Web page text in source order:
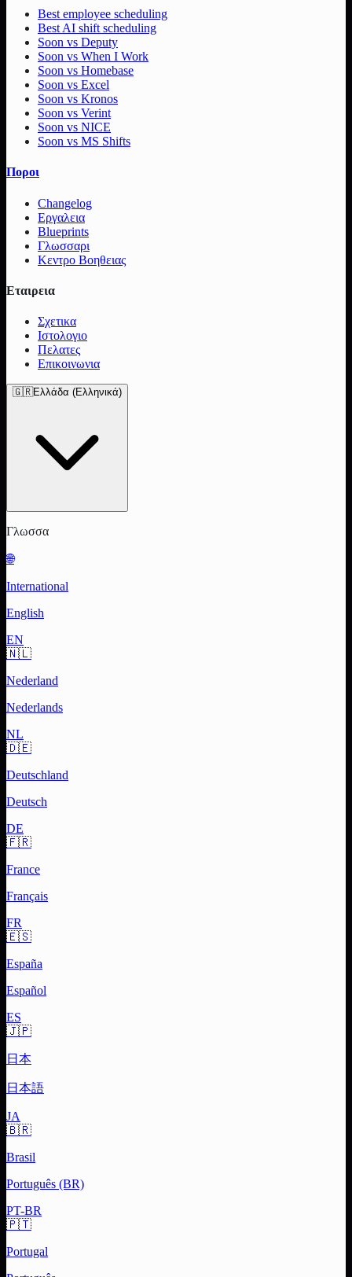
Best employee scheduling
Best AI shift scheduling
Soon vs Deputy
Soon vs When I Work
Soon vs Homebase
Soon vs Excel
Soon vs Kronos
Soon vs Verint
Soon vs NICE
Soon vs MS Shifts
Ποροι
Changelog
Εργαλεια
Blueprints
Γλωσσαρι
Κεντρο Βοηθειας
Εταιρεια
Σχετικα
Ιστολογιο
Πελατες
Επικοινωνια
🇬🇷Ελλάδα (Ελληνικά)
Γλωσσα
🌐
International
English
EN
🇳🇱
Nederland
Nederlands
NL
🇩🇪
Deutschland
Deutsch
DE
🇫🇷
France
Français
FR
🇪🇸
España
Español
ES
🇯🇵
日本
日本語
JA
🇧🇷
Brasil
Português (BR)
PT-BR
🇵🇹
Portugal